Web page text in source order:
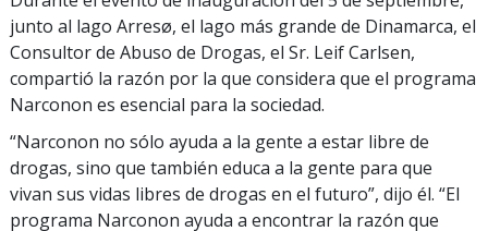
junto al lago Arresø, el lago más grande de Dinamarca, el
Consultor de Abuso de Drogas, el Sr. Leif Carlsen,
compartió la razón por la que considera que el programa
Narconon es esencial para la sociedad.
“Narconon no sólo ayuda a la gente a estar libre de
drogas, sino que también educa a la gente para que
vivan sus vidas libres de drogas en el futuro”, dijo él. “El
programa Narconon ayuda a encontrar la razón que